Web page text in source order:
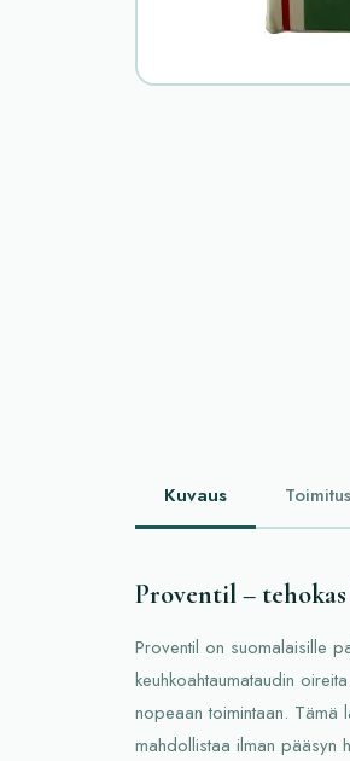
Kuvaus
Proventil –
Proventil on suomalaisille
keuhkoahtaumataudin
nopeaan toimintaan. Tämä
mahdollistaa ilman pääsyn